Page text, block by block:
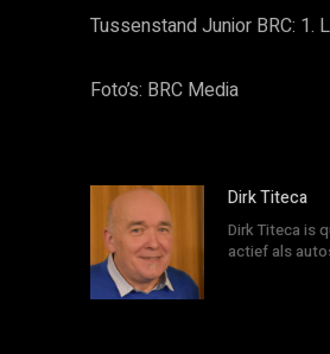
Tussenstand Junior BRC: 1.
Foto’s: BRC Media
Dirk Titeca
Dirk Titeca is
actief als